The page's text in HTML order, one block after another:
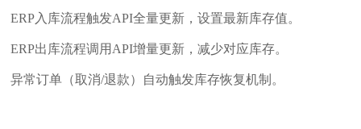
ERP入库流程触发API全量更新，设置最新库存值。
ERP出库流程调用API增量更新，减少对应库存。
异常订单（取消/退款）自动触发库存恢复机制。